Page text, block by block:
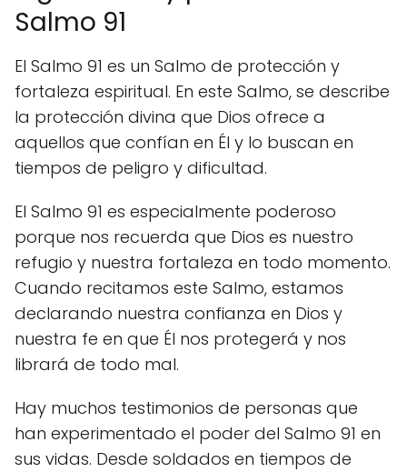
Salmo 91
El Salmo 91 es un Salmo de protección y
fortaleza espiritual. En este Salmo, se describe
la protección divina que Dios ofrece a
aquellos que confían en Él y lo buscan en
tiempos de peligro y dificultad.
El Salmo 91 es especialmente poderoso
porque nos recuerda que Dios es nuestro
refugio y nuestra fortaleza en todo momento.
Cuando recitamos este Salmo, estamos
declarando nuestra confianza en Dios y
nuestra fe en que Él nos protegerá y nos
librará de todo mal.
Hay muchos testimonios de personas que
han experimentado el poder del Salmo 91 en
sus vidas. Desde soldados en tiempos de